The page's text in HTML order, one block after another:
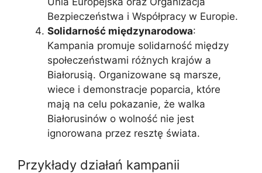
Bezpieczeństwa i Współpracy w Europie.
Solidarność międzynarodowa:
Kampania promuje solidarność między
społeczeństwami różnych krajów a
Białorusią. Organizowane są marsze,
wiece i demonstracje poparcia, które
mają na celu pokazanie, że walka
Białorusinów o wolność nie jest
ignorowana przez resztę świata.
Przykłady działań kampanii